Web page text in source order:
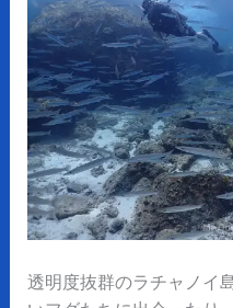
透明度抜群のラチャノイ